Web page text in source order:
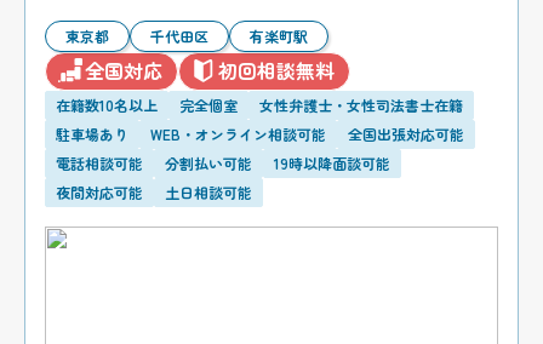
東京都 千代田区 有楽町駅
全国対応 初回相談無料
在籍数10名以上 完全個室
女性弁護士・女性司法書士在籍
駐車場あり
WEB・オンライン相談可能
全国出張対応可能
電話相談可能
分割払い可能
19時以降面談可能
夜間対応可能
土日相談可能